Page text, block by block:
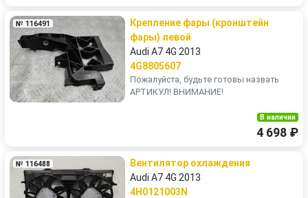
№ 116491
Крепление фары (кронштейн
фары) левой
Audi A7 4G 2013
4G8805607
Пожалуйста, будьте готовы назвать
АРТИКУЛ! ВНИМАНИЕ!
В наличии
4 698 ₽
№ 116488
Вентилятор охлаждения
Audi A7 4G 2013
4H0121003N